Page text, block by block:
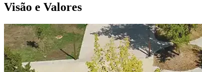
Visão e Valores